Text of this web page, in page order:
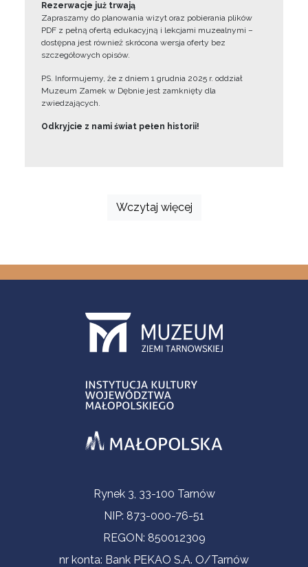
Rezerwacje już trwają
Zapraszamy do planowania wizyt oraz pobierania plików
PDF z pełną ofertą edukacyjną i lekcjami muzealnymi –
dostępna jest również skrócona wersja oferty bez
szczegółowych opisów.
PS. Informujemy, że z dniem 1 grudnia 2025 r. oddział
Muzeum Zamek w Dębnie jest zamknięty dla
zwiedzających.
Odkryjcie z nami świat pełen historii!
Wczytaj więcej
Informacje kontaktoweRynek 3, 33-100 Tarnów
NIP: 873-000-76-51
REGON: 850012309
nr konta: Bank PEKAO S.A. O/Tarnów